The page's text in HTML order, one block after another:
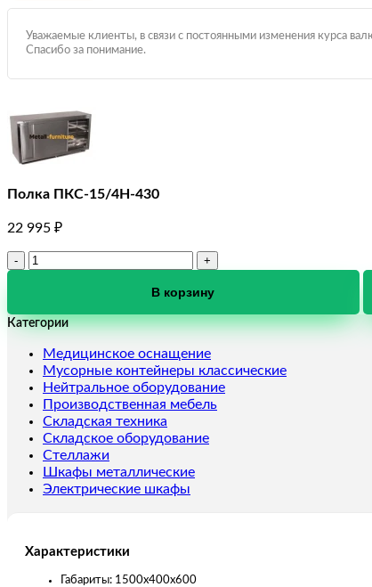
Уважаемые клиенты, в связи с постоянными изменения курса
Спасибо за понимание.
Полка ПКС-15/4Н-430
22 995 ₽
Количество
В корзину
Категории
Медицинское оснащение
Мусорные контейнеры классические
Нейтральное оборудование
Производственная мебель
Складская техника
Складское оборудование
Стеллажи
Шкафы металлические
Электрические шкафы
Характеристики
Габариты: 1500х400х600